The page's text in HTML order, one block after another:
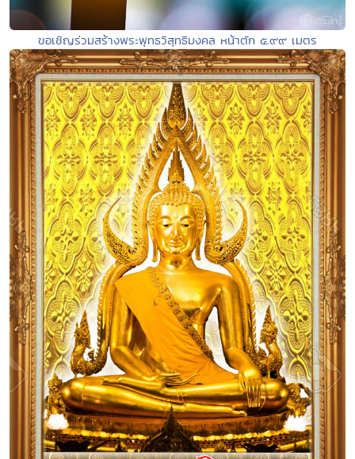
ขอเชิญร่วมสร้างพระพุทธวิสุทธิมงคล หน้าตัก ๕.๙๙ เมตร